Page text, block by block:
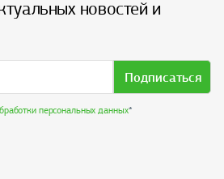
новостей и
Подписаться
персональных данных*